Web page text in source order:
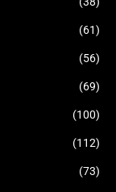
(61)
(56)
(69)
(100)
(112)
(73)